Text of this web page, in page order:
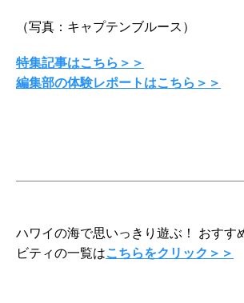
（写真：キャプテンブルース）
特集記事はこちら＞＞
編集部の体験レポートはこちら＞＞
ハワイの海で思いっきり遊ぶ！ おすす
ビティの一覧はこちらをクリック＞＞